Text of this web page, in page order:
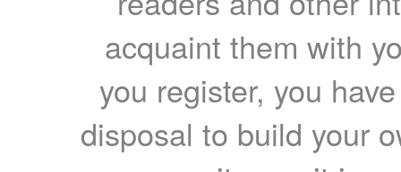
acquaint them with
you register, you
disposal to build your